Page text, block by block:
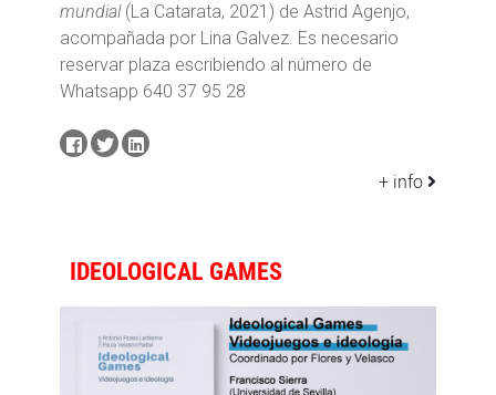
mundial(La Catarata, 2021) de Astrid Agenjo,
acompañada por Lina Galvez. Es necesario
reservar plaza escribiendo al número de
Whatsapp 640 37 95 28
+ info
IDEOLOGICAL GAMES